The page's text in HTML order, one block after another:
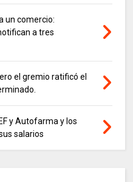
un comercio:
a tres
el gremio ratificó el
y Autofarma y los
salarios